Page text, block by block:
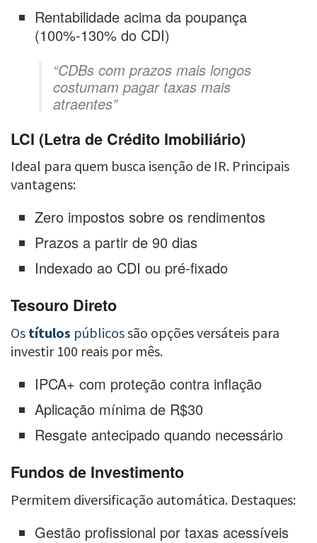
Rentabilidade acima da poupança
(100%-130% do CDI)
“CDBs com prazos mais longos
costumam pagar taxas mais
atraentes”
LCI (Letra de Crédito Imobiliário)
Ideal para quem busca isenção de IR. Principais
vantagens:
Zero impostos sobre os rendimentos
Prazos a partir de 90 dias
Indexado ao CDI ou pré-fixado
Tesouro Direto
Os títulos públicossão opções versáteis para
investir 100 reais por mês.
IPCA+ com proteção contra inflação
Aplicação mínima de R$30
Resgate antecipado quando necessário
Fundos de Investimento
Permitem diversificação automática. Destaques:
Gestão profissional por taxas acessíveis